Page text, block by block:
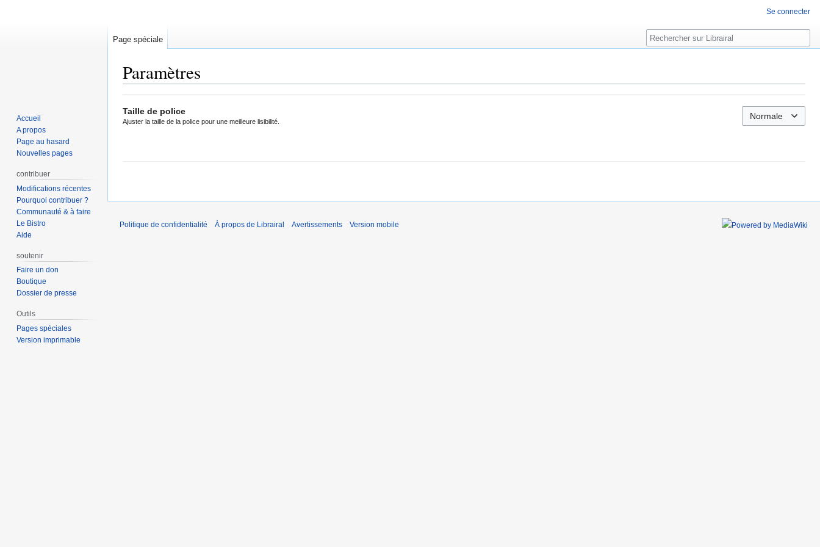
Paramètres
à
la
à
la
Taille de police
Ajuster la taille de la police pour une meilleure lisibilité.
Normale
Se connecter
Page spéciale Rechercher
Accueil
A propos
Page au hasard
Nouvelles pages
contribuer
Modifications récentes
Pourquoi contribuer ?
Communauté & à faire
Le Bistro
Aide
soutenir
Faire un don
Boutique
Dossier de presse
Outils
Pages spéciales
Version imprimable
Politique de confidentialité À propos de Librairal Avertissements Version mobile